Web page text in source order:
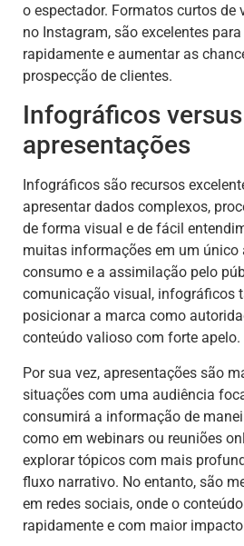
o espectador. Formatos curtos de
no Instagram, são excelentes
rapidamente e aumentar as
prospecção de clientes.
Infográficos versus
apresentações
Infográficos são recursos
apresentar dados complexos,
de forma visual e de fácil
muitas informações em um
consumo e a assimilação pelo
comunicação visual, infográficos
posicionar a marca como
conteúdo valioso com forte apelo.
Por sua vez, apresentações são
situações com uma audiência
consumirá a informação de
como em webinars ou reuniões
explorar tópicos com mais
fluxo narrativo. No entanto, são
em redes sociais, onde o
rapidamente e com maior